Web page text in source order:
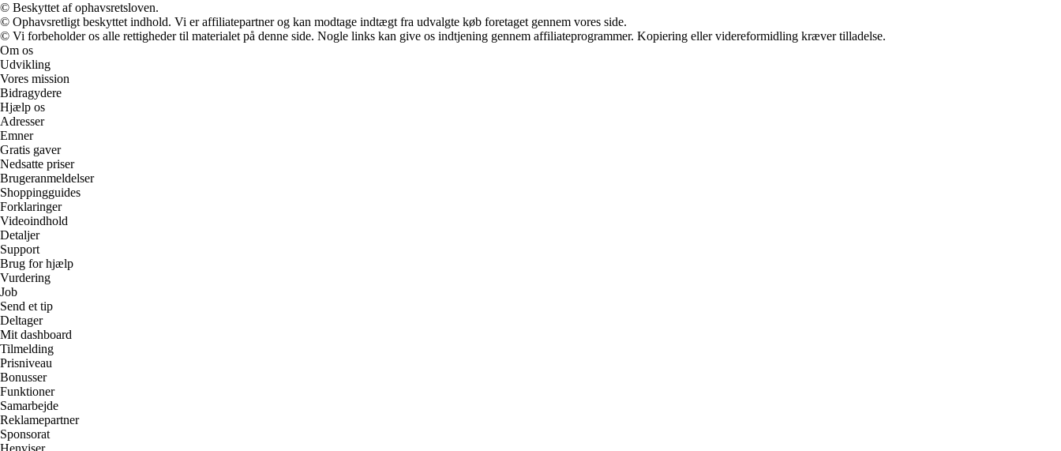
© Beskyttet af ophavsretsloven.
© Ophavsretligt beskyttet indhold. Vi er affiliatepartner og kan modtage indtægt fra udvalgte køb foretaget gennem vores side.
© Vi forbeholder os alle rettigheder til materialet på denne side. Nogle links kan give os indtjening gennem affiliateprogrammer. Kopiering eller videreformidling kræver tilladelse.
Om os
Udvikling
Vores mission
Bidragydere
Hjælp os
Adresser
Emner
Gratis gaver
Nedsatte priser
Brugeranmeldelser
Shoppingguides
Forklaringer
Videoindhold
Detaljer
Support
Brug for hjælp
Vurdering
Job
Send et tip
Deltager
Mit dashboard
Tilmelding
Prisniveau
Bonusser
Funktioner
Samarbejde
Reklamepartner
Sponsorat
Henviser